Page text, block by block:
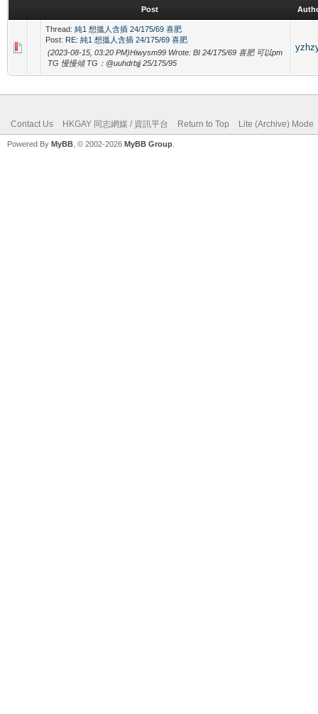
Post
Thread: 純1 想搵人含插 24/175/69 喜肥
Post: RE: 純1 想搵人含插 24/175/69 喜肥
(2023-08-15, 03:20 PM)Hiwysm99 Wrote: BI 24/175/69 喜肥 可以pm
TG 慢慢傾 TG：@uuhdrbjj 25/175/95
Contact Us HKGAY 同志網媒 / 資訊平台 Return to Top Lite (Archive) Mode
Powered By MyBB , © 2002-2026 MyBB Group